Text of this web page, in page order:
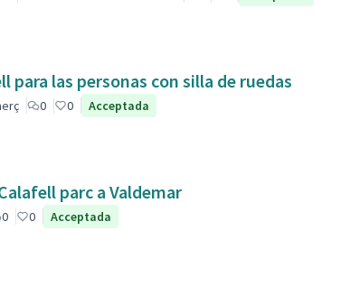
para las personas con silla de ruedas
0 0 Acceptada
Arreglar el camino de Calafell parc a Valdemar
0 0 Acceptada